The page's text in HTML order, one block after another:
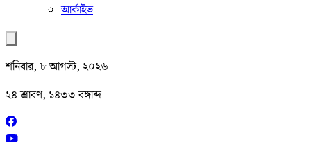
আর্কাইভ
শনিবার, ৮ আগস্ট, ২০২৬
২৪ শ্রাবণ, ১৪৩৩ বঙ্গাব্দ